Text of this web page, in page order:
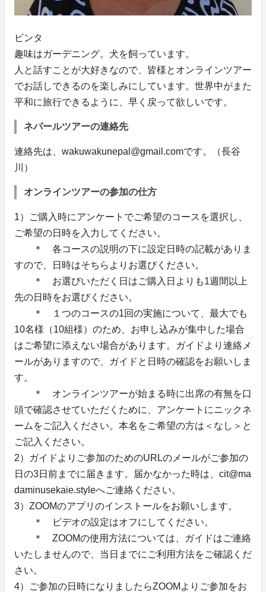
ビンタ
趣味はガーデニング。犬を飼っています。
人と話すことが大好きなので、皆様とオンラインツアー
でお話しできるのを楽しみにしています。世界中がまた
平和に旅行できるように、早く戻って欲しいです。
ネパールツアーの連絡先
連絡先は、wakuwakunepal@gmail.comです。（長谷
川）
オンラインツアーの参加の仕方
1）ご購入時にアンケートでご希望のコースを選択し、
ご希望の日時を入力してください。
＊ 各コースの説明の下に設定日時の記載がありま
すので、日時はそちらよりお選びください。
＊ お選びいただく日はご購入日よりも1週間以上
先の日時をお選びください。
＊ １つのコースの1回の実施について、最大でも
10名様（10組様）のため、お申し込みが集中した場合
はご希望に添えない場合があります。ガイドより連絡メ
ールがありますので、ガイドと日時の確認をお願いしま
す。
＊ オンラインツアーが始まる時に出席の有無を口
頭で確認させていただくために、アンケートにニックネ
ームをご記入ください。本名をご希望の方は＜なし＞と
ご記入ください。
2）ガイドよりご参加のためのURLのメールがご参加の
日の3日前までに届きます。届かなかった時は、cit@ma
daminusekaie.styleへご連絡ください。
3）ZOOMのアプリのインストールをお願いします。
＊ ビデオの設定はオフにしてください。
＊ ZOOMの使用方法については、ガイドはご連絡
いたしませんので、当日までにご利用方法をご確認くだ
さい。
4）ご参加の日時になりましたらZOOMよりご参加をお